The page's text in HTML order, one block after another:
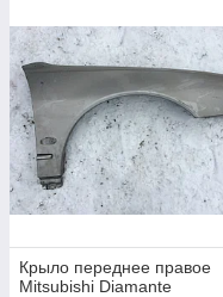
Крыло переднее правое
Mitsubishi Diamante